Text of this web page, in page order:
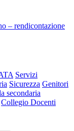
– rendicontazione
Servizi
Sicurezza Genitori
secondaria
Collegio Docenti